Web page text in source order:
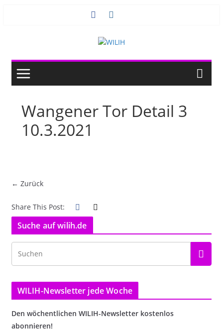
Wangener Tor Detail 3
10.3.2021
← Zurück
Share This Post:
Suche auf wilih.de
WILIH-Newsletter jede Woche
Den wöchentlichen WILIH-Newsletter kostenlos
abonnieren!